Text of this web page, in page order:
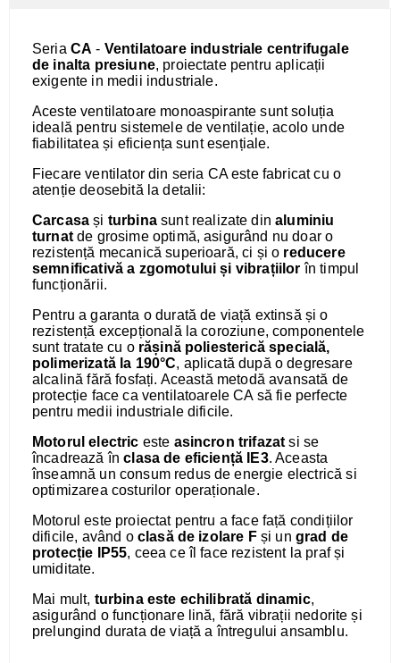
Seria CA - Ventilatoare industriale centrifugale
de inalta presiune, proiectate pentru aplicații
exigente in medii industriale.
Aceste ventilatoare monoaspirante sunt soluția
ideală pentru sistemele de ventilație, acolo unde
fiabilitatea și eficiența sunt esențiale.
Fiecare ventilator din seria CA este fabricat cu o
atenție deosebită la detalii:
Carcasași turbinasunt realizate din aluminiu
turnatde grosime optimă, asigurând nu doar o
rezistență mecanică superioară, ci și o reducere
semnificativă a zgomotului și vibrațiilor în timpul
funcționării.
Pentru a garanta o durată de viață extinsă și o
rezistență excepțională la coroziune, componentele
sunt tratate cu o rășină poliesterică specială,
polimerizată la 190°C, aplicată după o degresare
alcalină fără fosfați. Această metodă avansată de
protecție face ca ventilatoarele CA să fie perfecte
pentru medii industriale dificile.
Motorul electric este asincron trifazat si se
încadrează înclasa de eficiență IE3. Aceasta
înseamnă un consum redus de energie electrică si
optimizarea costurilor operaționale.
Motorul este proiectat pentru a face față condițiilor
dificile, având o clasă de izolare Fși un grad de
protecție IP55, ceea ce îl face rezistent la praf și
umiditate.
Mai mult, turbina este echilibrată dinamic,
asigurând o funcționare lină, fără vibrații nedorite și
prelungind durata de viață a întregului ansamblu.